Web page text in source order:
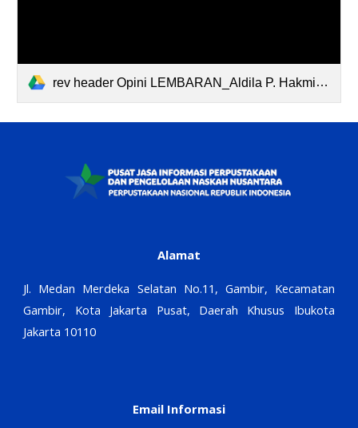
rev header Opini LEMBARAN_Aldila P. Hakmi.pdf
Alamat
Jl. Medan Merdeka Selatan No.11, Gambir, Kecamatan
Gambir, Kota Jakarta Pusat, Daerah Khusus Ibukota
Jakarta 10110
Email Informasi